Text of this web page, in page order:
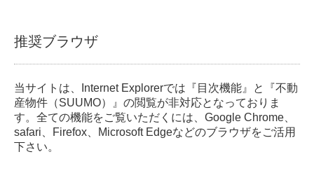
推奨ブラウザ
当サイトは、Internet Explorerでは『目次機能』と『不動
産物件（SUUMO）』の閲覧が非対応となっておりま
す。全ての機能をご覧いただくには、Google Chrome、
safari、Firefox、Microsoft Edgeなどのブラウザをご活用
下さい。